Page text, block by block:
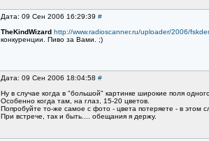
Дата: 09 Сен 2006 16:29:39 #
TheKindWizard http://www.radioscanner.ru/uploader/2006/
конкуренции. Пиво за Вами. ;)
Дата: 09 Сен 2006 18:04:58 #
Ну в случае когда в "большой" картинке широкие поля
Особенно когда там, на глаз, 15-20 цветов.
Попробуйте то-же самое с фото - цвета потеряете - в этом
При встрече, так и быть.... обещания я держу.